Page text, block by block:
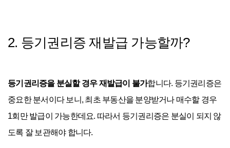
2. 등기권리증 재발급 가능할까?
등기권리증을 분실할 경우 재발급이 불가합니다. 등기권리증은
중요한 분서이다 보니, 최초 부동산을 분양받거나 매수할 경우
1회만 발급이 가능한데요. 따라서 등기권리증은 분실이 되지 않
도록 잘 보관해야 합니다.